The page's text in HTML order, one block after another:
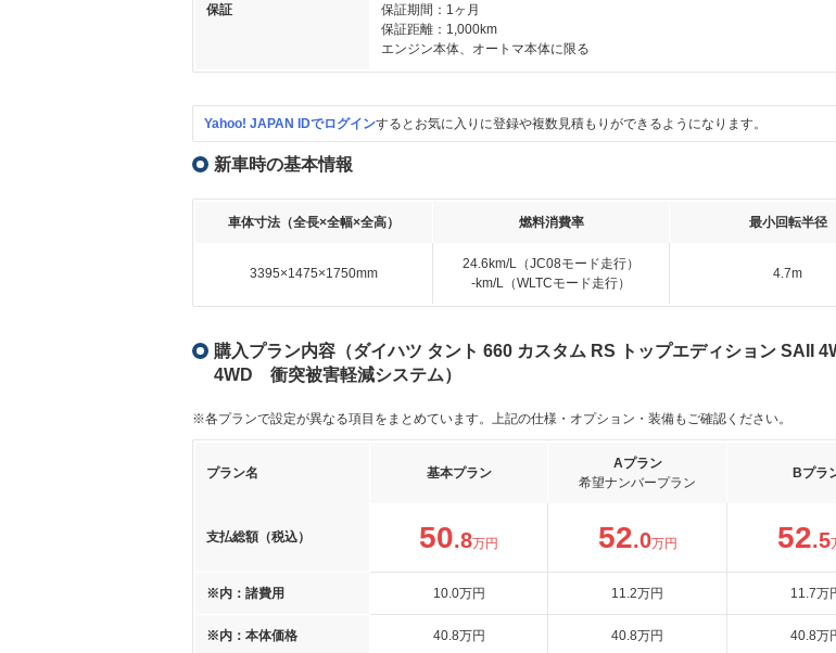
保証
保証期間：1ヶ月
保証距離：1,000km
エンジン本体、オートマ本体に限る
Yahoo! JAPAN IDでログインするとお気に入りに登録や複数見積もりができるようになります。
新車時の基本情報
車体寸法（全長×全幅×全高） 燃料消費率 最小回転半径
3395×1475×1750mm
24.6km/L（JC08モード走行）
-km/L（WLTCモード走行）
4.7m
購入プラン内容（ダイハツ タント 660 カスタム RS トップエディション SAII
4WD 衝突被害軽減システム）
※各プランで設定が異なる項目をまとめています。上記の仕様・オプション・装備もご確認ください。
プラン名 基本プラン
Aプラン
希望ナンバープラン
Bプラ
支払総額（税込） 50.8万円 52.0万円 52.5
※内：諸費用 10.0万円 11.2万円 11.7万
※内：本体価格 40.8万円 40.8万円 40.8万